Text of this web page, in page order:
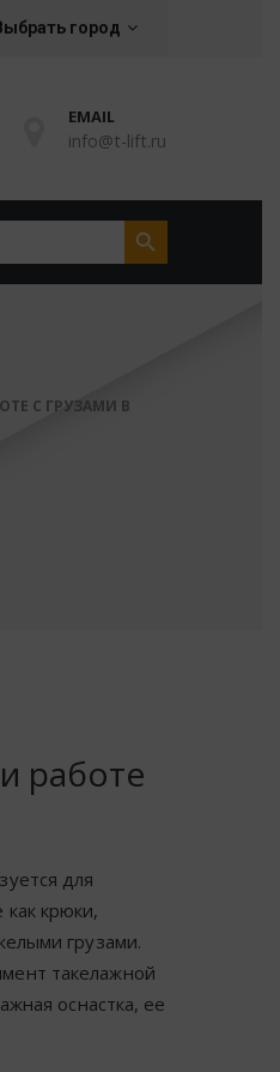
город
EMAIL
info@t-lift.ru
Search Button
С ГРУЗАМИ В
работе
для
крюки,
грузами.
такелажной
оснастка, ее